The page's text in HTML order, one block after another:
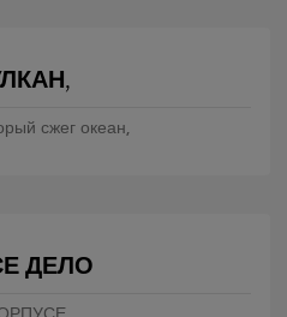
сжег океан,
ДЕЛО